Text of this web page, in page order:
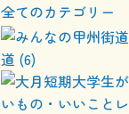
全てのカテゴリー
道 (6)